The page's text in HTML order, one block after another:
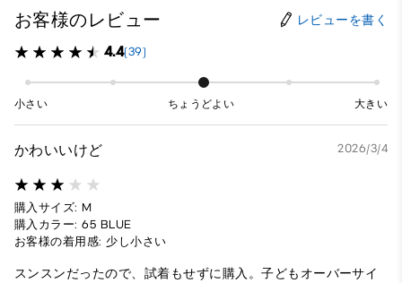
お客様のレビュー レビューを書く
4.4(39)
小さい ちょうどよい 大きい
かわいいけど 2026/3/4
購入サイズ: M
購入カラー: 65 BLUE
お客様の着用感: 少し小さい
スンスンだったので、試着もせずに購入。子どもオーバーサイ